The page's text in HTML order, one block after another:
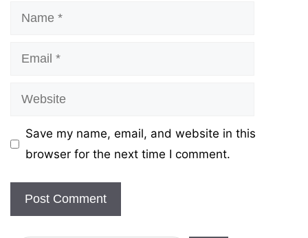
Name
Email
Website
Save my name, email, and website in this
browser for the next time I comment.